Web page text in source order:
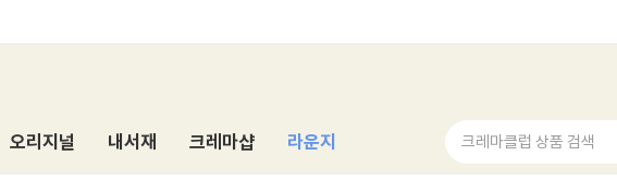
오리지널 내서재 크레마샵 라운지 크레마클럽 상품 검색